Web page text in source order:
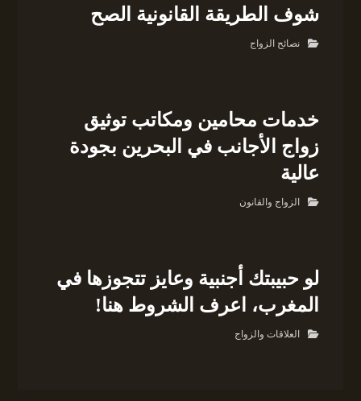
شوف الطريقة القانونية الصح
نصائح الزواج
خدمات محامين ومكاتب توثيق
زواج الأجانب في البحرين بجودة
عالية
الزواج والقانون
لو حبيبتك أجنبية وعايز تتجوزها في
المغرب، اعرف الشروط هنا!
العلاقات والزواج